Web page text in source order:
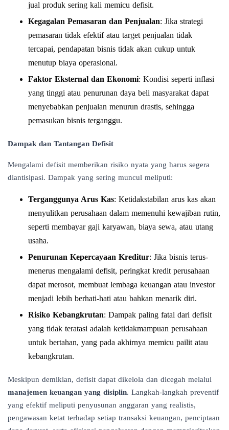
jual produk sering kali memicu defisit.
Kegagalan Pemasaran dan Penjualan: Jika strategi
pemasaran tidak efektif atau target penjualan tidak
tercapai, pendapatan bisnis tidak akan cukup untuk
menutup biaya operasional.
Faktor Eksternal dan Ekonomi: Kondisi seperti inflasi
yang tinggi atau penurunan daya beli masyarakat dapat
menyebabkan penjualan menurun drastis, sehingga
pemasukan bisnis terganggu.
Dampak dan Tantangan Defisit
Mengalami defisit memberikan risiko nyata yang harus segera
diantisipasi. Dampak yang sering muncul meliputi:
Terganggunya Arus Kas: Ketidakstabilan arus kas akan
menyulitkan perusahaan dalam memenuhi kewajiban rutin,
seperti membayar gaji karyawan, biaya sewa, atau utang
usaha.
Penurunan Kepercayaan Kreditur: Jika bisnis terus-
menerus mengalami defisit, peringkat kredit perusahaan
dapat merosot, membuat lembaga keuangan atau investor
menjadi lebih berhati-hati atau bahkan menarik diri.
Risiko Kebangkrutan: Dampak paling fatal dari defisit
yang tidak teratasi adalah ketidakmampuan perusahaan
untuk bertahan, yang pada akhirnya memicu pailit atau
kebangkrutan.
Meskipun demikian, defisit dapat dikelola dan dicegah melalui
manajemen keuangan yang disiplin. Langkah-langkah preventif
yang efektif meliputi penyusunan anggaran yang realistis,
pengawasan ketat terhadap setiap transaksi keuangan, penciptaan